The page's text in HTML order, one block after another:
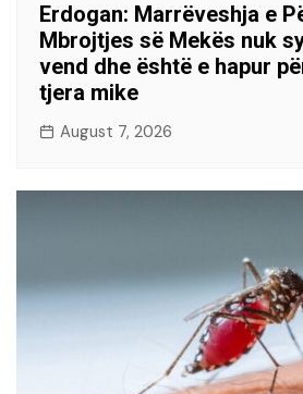
Erdogan: Marrëveshja e
Mbrojtjes së Mekës nuk
vend dhe është e hapur
tjera mike
August 7, 2026